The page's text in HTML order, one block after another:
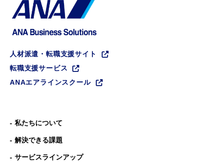
人材派遣・転職支援サイト
転職支援サービス
ANAエアラインスクール
私たちについて
解決できる課題
サービスラインアップ